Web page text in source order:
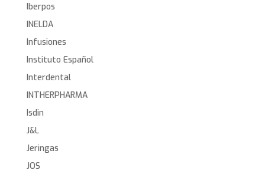
Iberpos
INELDA
Infusiones
Instituto Español
Interdental
INTHERPHARMA
Isdin
J&L
Jeringas
JOS